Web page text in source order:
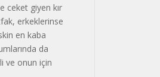
ceket giyen kır
erkeklerinse
en kaba
da
ve onun için